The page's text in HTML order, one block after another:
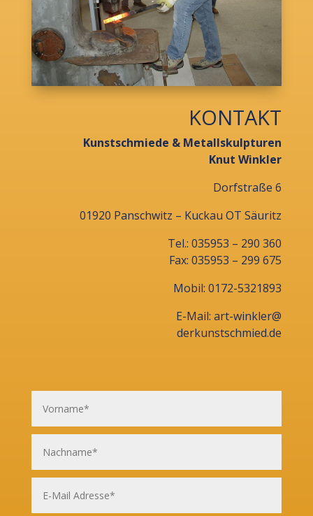
KONTAKT
Kunstschmiede & Metallskulpturen
Knut Winkler
Dorfstraße 6
01920 Panschwitz – Kuckau OT Säuritz
Tel.: 035953 – 290 360
Fax: 035953 – 299 675
Mobil: 0172-5321893
E-Mail: art-winkler@
derkunstschmied.de